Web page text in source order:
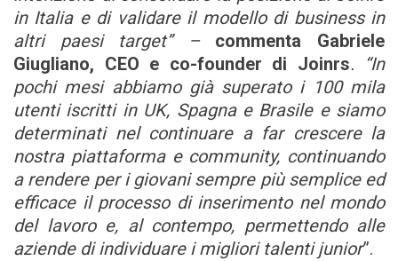
in Italia e di validare il modello di business in
altri paesi target” – commenta Gabriele
Giugliano, CEO e co-founder di Joinrs. “In
pochi mesi abbiamo già superato i 100 mila
utenti iscritti in UK, Spagna e Brasile e siamo
determinati nel continuare a far crescere la
nostra piattaforma e community, continuando
a rendere per i giovani sempre più semplice ed
efficace il processo di inserimento nel mondo
del lavoro e, al contempo, permettendo alle
aziende di individuare i migliori talenti junior”.